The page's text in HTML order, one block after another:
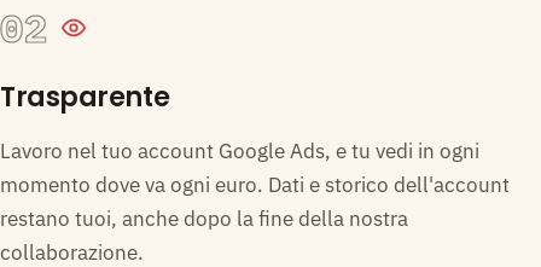
02
Trasparente
Lavoro nel tuo account Google Ads, e tu vedi in ogni
momento dove va ogni euro. Dati e storico dell'account
restano tuoi, anche dopo la fine della nostra
collaborazione.